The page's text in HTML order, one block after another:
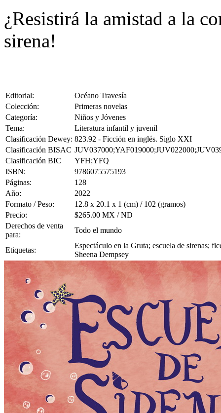
¿Resistirá la amistad a la
sirena!
Editorial:
Océano Travesía
Colección:
Primeras novelas
Categoría:
Niños y Jóvenes
Tema:
Literatura infantil y juvenil
Clasificación Dewey: 823.92 - Ficción en inglés. Siglo XXI
Clasificación BISAC
Clasificación BIC
YFH;YFQ
ISBN:
9786075575193
Páginas:
128
Año:
2022
Formato / Peso:
12.8 x 20.1 x 1 (cm) / 102 (gramos)
Precio:
$265.00 MX / ND
Derechos de venta
para:
Todo el mundo
Etiquetas:
Espectáculo en la Gruta; escuela de sirenas;
Sheena Dempsey